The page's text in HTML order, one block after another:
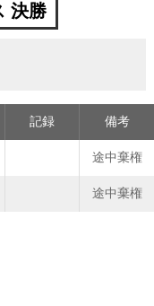
決勝
記録 備考
途中棄権
途中棄権